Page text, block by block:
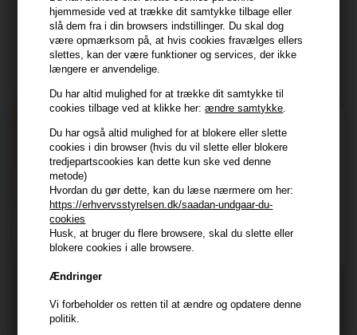
hjemmeside ved at trække dit samtykke tilbage eller
slå dem fra i din browsers indstillinger. Du skal dog
være opmærksom på, at hvis cookies fravælges ellers
slettes, kan der være funktioner og services, der ikke
længere er anvendelige.
Du har altid mulighed for at trække dit samtykke til
cookies tilbage ved at klikke her:ændre samtykke.
Du har også altid mulighed for at blokere eller slette
cookies i din browser (hvis du vil slette eller blokere
tredjepartscookies kan dette kun ske ved denne
metode)
Hvordan du gør dette, kan du læse nærmere om her:
https://erhvervsstyrelsen.dk/saadan-undgaar-du-
cookies
Husk, at bruger du flere browsere, skal du slette eller
blokere cookies i alle browsere.
Ændringer
Vi forbeholder os retten til at ændre og opdatere denne
politik.
Modtag tilbud mm
Tilmeld dig nyhedsbrev - du kan altid afmelde det igen.
ConsentJeg accepterer vilkår og betingelser.
Læs mere her
Husk at vi har
Gratis fragt til ved køb over 399 kr på udvalgte fragtformer
Vi sender samme hverdag ved bestilling inden kl 14:45
356 dages returret
Tilmeld dig nyhedsbrevet
Og modtag nyheder, eksklusive tilbud og rabatter